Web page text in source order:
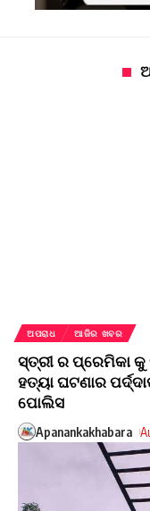
ଅପରାଧ ଆଜିର ଖବର
ସ୍ତ୍ରୀ ର ପ୍ରେମିକା
ହତ୍ୟା ଘଟଣାର
ପୋଲିସ
Apanankakhabara